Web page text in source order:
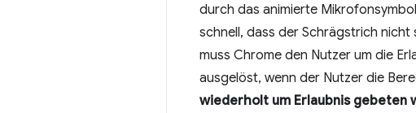
durch das animierte
schnell, dass der Schrägstrich
muss Chrome den Nutzer um die
ausgelöst, wenn der Nutzer die
wiederholt um Erlaubnis gebeten